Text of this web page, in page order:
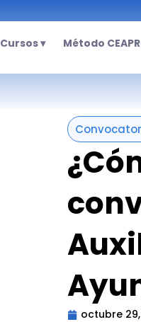
Cursos ▾ Método
octubre